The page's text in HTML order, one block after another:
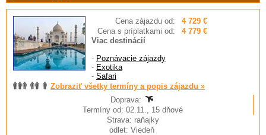
Cena zájazdu od:
4 729 €
Cena s príplatkami od:
4 779 €
Viac destinácií
- Poznávacie zájazdy
- Exotika
- Safari
Zobraziť všetky termíny a popis zájazdu »
Doprava:
Termíny od: 02.11., 15 dňové
Strava: raňajky
odlet: Viedeň